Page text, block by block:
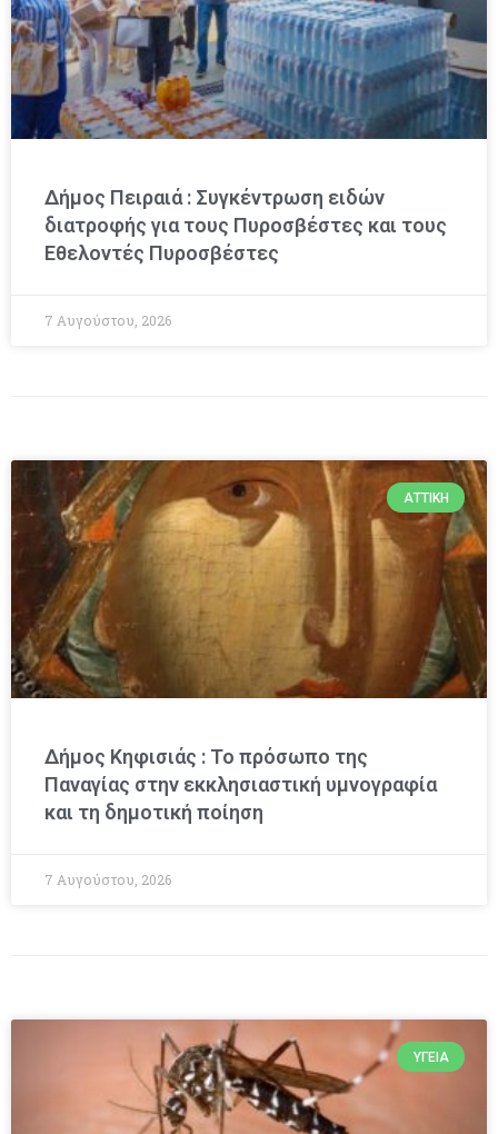
Δήμος Πειραιά : Συγκέντρωση ειδών
διατροφής για τους Πυροσβέστες και τους
Εθελοντές Πυροσβέστες
7 Αυγούστου, 2026
ΑΤΤΙΚΉ
Δήμος Κηφισιάς : Το πρόσωπο της
Παναγίας στην εκκλησιαστική υμνογραφία
και τη δημοτική ποίηση
7 Αυγούστου, 2026
ΥΓΕΊΑ